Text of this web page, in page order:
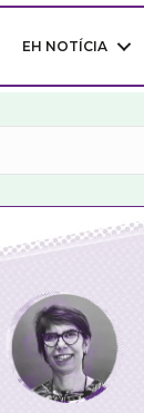
EH NOTÍCIA